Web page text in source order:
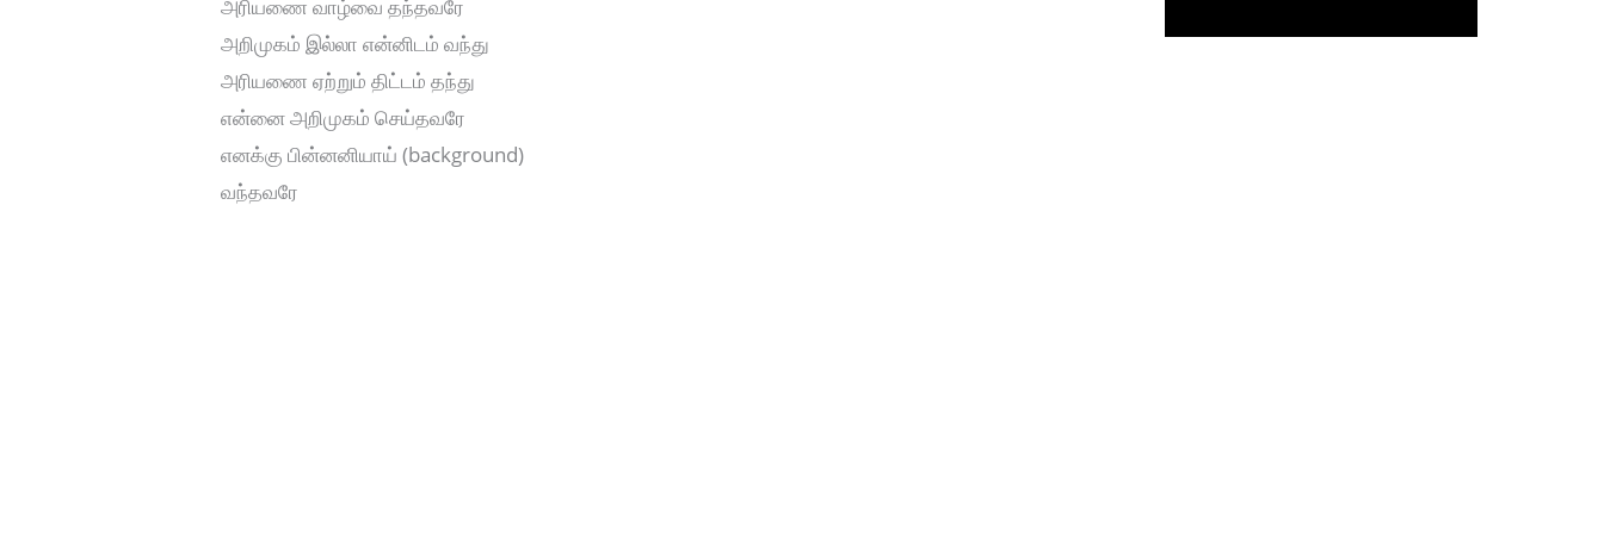
அரியணை வாழ்வை தந்தவரே
அறிமுகம் இல்லா என்னிடம் வந்து
அரியணை ஏற்றும் திட்டம் தந்து
என்னை அறிமுகம் செய்தவரே
எனக்கு பின்னனியாய் (background)
வந்தவரே